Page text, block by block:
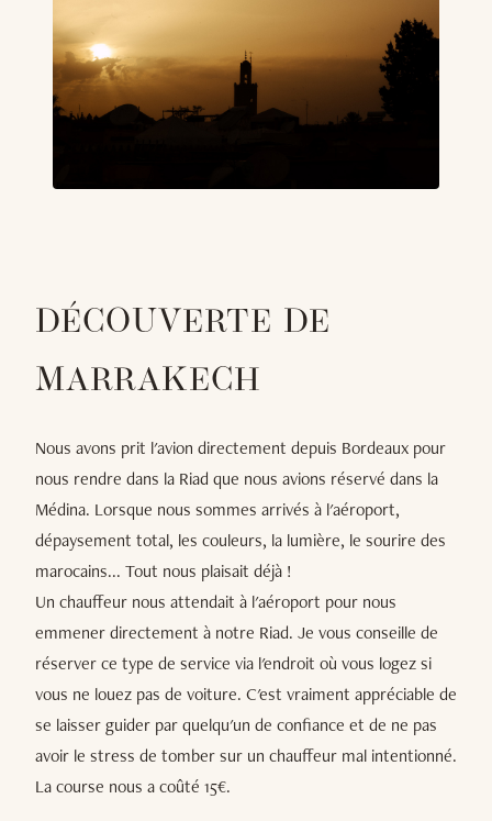
DÉCOUVERTE DE
MARRAKECH
Nous avons prit l'avion directement depuis Bordeaux pour
nous rendre dans la Riad que nous avions réservé dans la
Médina. Lorsque nous sommes arrivés à l'aéroport,
dépaysement total, les couleurs, la lumière, le sourire des
marocains... Tout nous plaisait déjà !
Un chauffeur nous attendait à l'aéroport pour nous
emmener directement à notre Riad. Je vous conseille de
réserver ce type de service via l'endroit où vous logez si
vous ne louez pas de voiture. C'est vraiment appréciable de
se laisser guider par quelqu'un de confiance et de ne pas
avoir le stress de tomber sur un chauffeur mal intentionné.
La course nous a coûté 15€.